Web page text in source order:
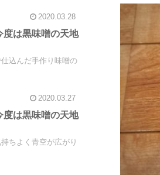
2020.03.28
は黒味噌の天地
込んだ手作り味噌の
2020.03.27
は黒味噌の天地
ちよく青空が広がり